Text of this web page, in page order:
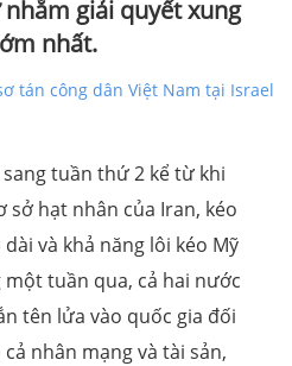
giải quyết xung
nhất.
tán công dân Việt Nam tại Israel
tuần thứ 2 kể từ khi
sở hạt nhân của Iran, kéo
và khả năng lôi kéo Mỹ
tuần qua, cả hai nước
tên lửa vào quốc gia đối
nhân mạng và tài sản,